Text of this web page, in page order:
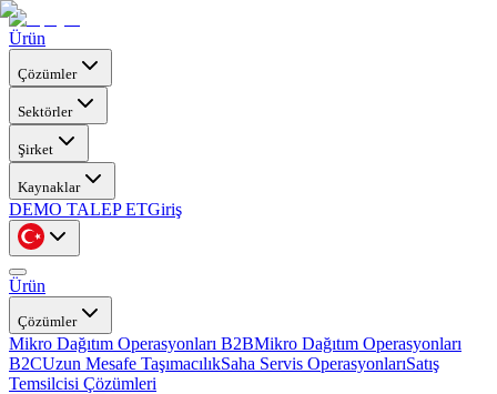
Ürün
Çözümler
Sektörler
Şirket
Kaynaklar
DEMO TALEP ETGiriş
Ürün
Çözümler
Mikro Dağıtım Operasyonları B2BMikro Dağıtım Operasyonları
B2CUzun Mesafe TaşımacılıkSaha Servis OperasyonlarıSatış
Temsilcisi Çözümleri